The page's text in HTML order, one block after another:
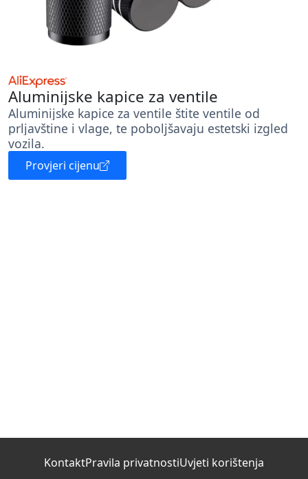
Aluminijske kapice za ventile
Aluminijske kapice za ventile štite ventile od
prljavštine i vlage, te poboljšavaju estetski izgled
vozila.
Provjeri cijenu
KontaktPravila privatnostiUvjeti korištenja